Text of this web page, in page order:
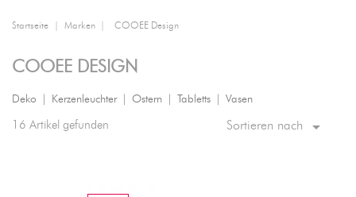
Startseite Marken COOEE Design
COOEE DESIGN
Deko Kerzenleuchter Ostern Tabletts Vasen
16 Artikel gefunden Sortieren nach 